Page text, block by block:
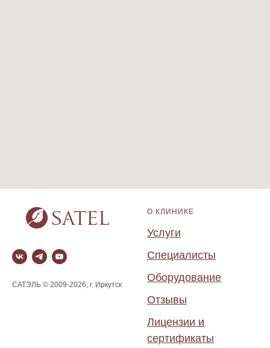
САТЭЛЬ © 2009-2026, г. Иркутск
О КЛИНИКЕ
Услуги
Специалисты
Оборудование
Отзывы
Лицензии и
сертификаты